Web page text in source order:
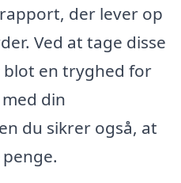
der lever op
Ved at tage disse
blot en tryghed for
din
du sikrer også, at